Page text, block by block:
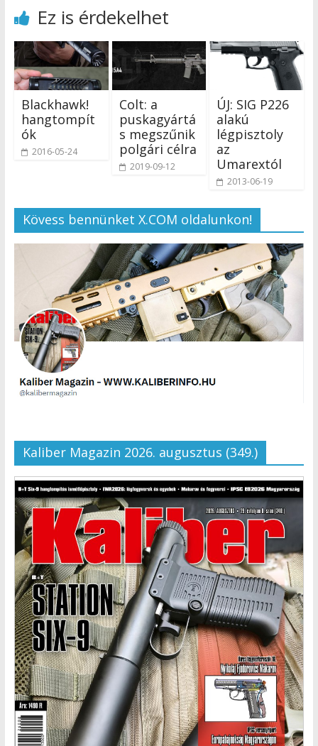
Ez is érdekelhet
Blackhawk!
hangtompít
ók
2016-05-24
Colt: a
puskagyártá
s megszűnik
polgári célra
2019-09-12
ÚJ: SIG P226
alakú
légpisztoly
az
Umarextól
2013-06-19
Kövess bennünket X.COM oldalunkon!
Kaliber Magazin 2026. augusztus (349.)